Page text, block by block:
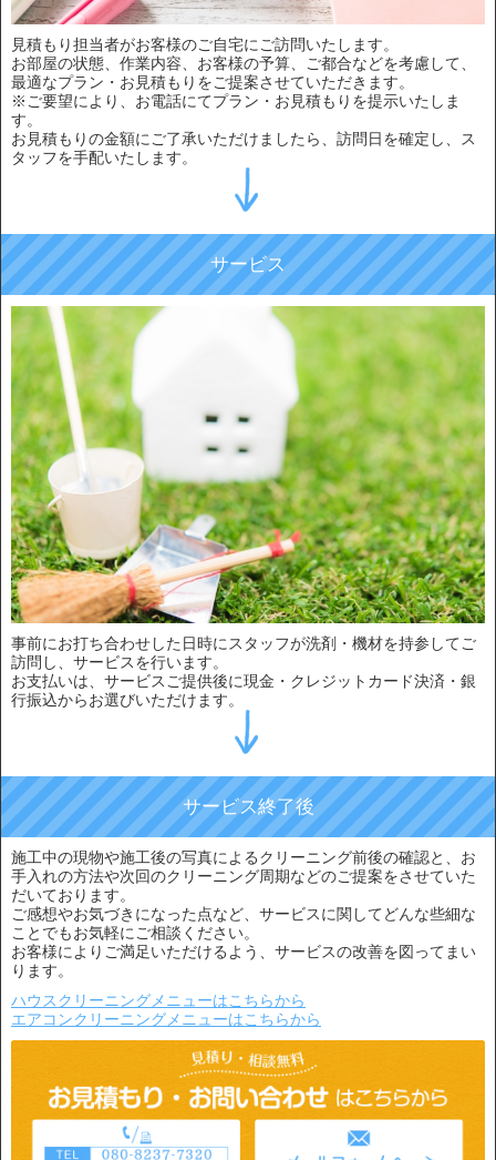
見積もり担当者がお客様のご自宅にご訪問いたします。
お部屋の状態、作業内容、お客様の予算、ご都合などを考慮して、
最適なプラン・お見積もりをご提案させていただきます。
※ご要望により、お電話にてプラン・お見積もりを提示いたしま
す。
お見積もりの金額にご了承いただけましたら、訪問日を確定し、ス
タッフを手配いたします。
サービス
事前にお打ち合わせした日時にスタッフが洗剤・機材を持参してご
訪問し、サービスを行います。
お支払いは、サービスご提供後に現金・クレジットカード決済・銀
行振込からお選びいただけます。
サービス終了後
施工中の現物や施工後の写真によるクリーニング前後の確認と、お
手入れの方法や次回のクリーニング周期などのご提案をさせていた
だいております。
ご感想やお気づきになった点など、サービスに関してどんな些細な
ことでもお気軽にご相談ください。
お客様によりご満足いただけるよう、サービスの改善を図ってまい
ります。
ハウスクリーニングメニューはこちらから
エアコンクリーニングメニューはこちらから